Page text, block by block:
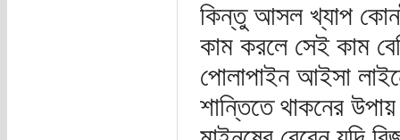
কিন্তু আসল খ্যাপ
কাম করলে সেই কাম
পোলাপাইন আইসা
শান্তিতে থাকনের